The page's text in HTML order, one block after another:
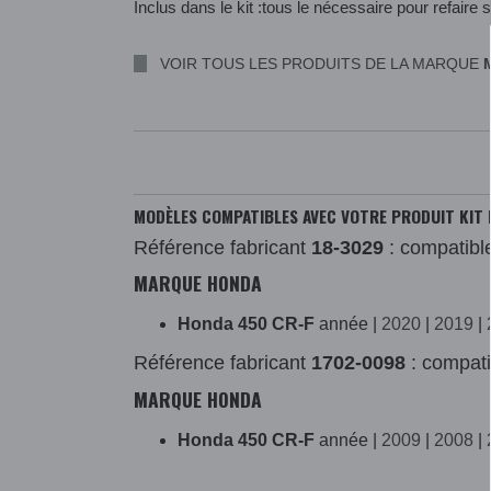
Inclus dans le kit :tous le nécessaire pour refaire
VOIR TOUS LES PRODUITS DE LA MARQUE
MODÈLES COMPATIBLES AVEC VOTRE PRODUIT
Référence fabricant 18-3029 :
MARQUE HONDA
Honda 450 CR-F année | 2020 2019
Référence fabricant 1702-0098 :
MARQUE HONDA
Honda 450 CR-F année | 2009 2008